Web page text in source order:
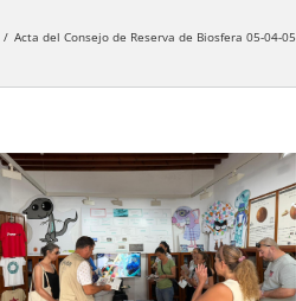
Acta del Consejo de Reserva de Biosfera 05-04-05